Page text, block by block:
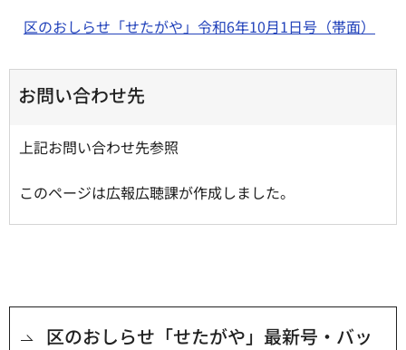
区のおしらせ「せたがや」令和6年10月1日号（帯面）
お問い合わせ先
上記お問い合わせ先参照
このページは広報広聴課が作成しました。
区のおしらせ「せたがや」最新号・バッ